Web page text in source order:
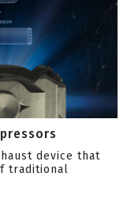
device that
traditional